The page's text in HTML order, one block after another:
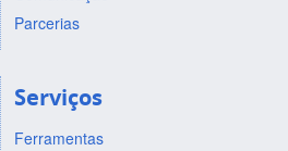
Parcerias
Serviços
Ferramentas